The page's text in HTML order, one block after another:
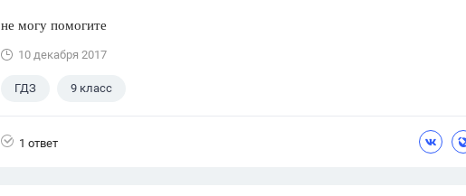
не могу помогите
10 декабря 2017
ГДЗ 9 класс
1 ответ